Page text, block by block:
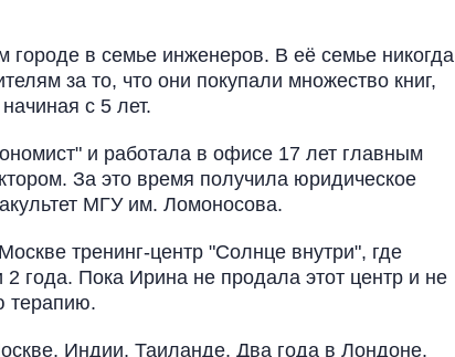
в семье инженеров. В её семье никогда
за то, что они покупали множество книг,
с 5 лет.
и работала в офисе 17 лет главным
За это время получила юридическое
МГУ им. Ломоносова.
тренинг-центр "Солнце внутри", где
года. Пока Ирина не продала этот центр и не
терапию.
Индии, Таиланде. Два года в Лондоне.